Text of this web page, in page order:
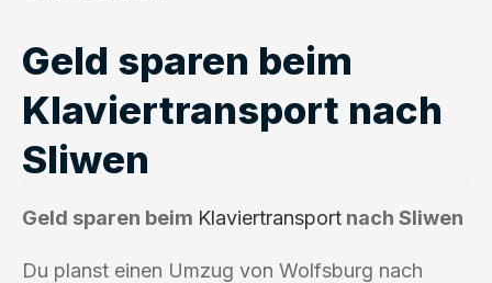
Geld sparen beim
Klaviertransport nach
Sliwen
Geld sparen beim Klaviertransport nach Sliwen
Du planst einen Umzug von Wolfsburg nach